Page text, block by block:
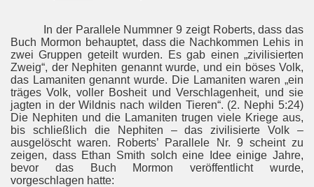
In der Parallele Nummner 9 zeigt Roberts, dass das
Buch Mormon behauptet, dass die Nachkommen Lehis in
zwei Gruppen geteilt wurden. Es gab einen „zivilisierten
Zweig“, der Nephiten genannt wurde, und ein böses Volk,
das Lamaniten genannt wurde. Die Lamaniten waren „ein
träges Volk, voller Bosheit und Verschlagenheit, und sie
jagten in der Wildnis nach wilden Tieren“. (2. Nephi 5:24)
Die Nephiten und die Lamaniten trugen viele Kriege aus,
bis schließlich die Nephiten – das zivilisierte Volk –
ausgelöscht waren. Roberts’ Parallele Nr. 9 scheint zu
zeigen, dass Ethan Smith solch eine Idee einige Jahre,
bevor das Buch Mormon veröffentlicht wurde,
vorgeschlagen hatte: